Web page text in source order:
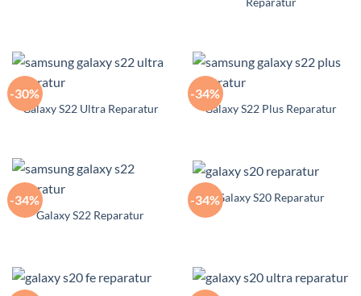
-30%
Galaxy S22 Ultra Reparatur
-34%
Galaxy S22 Plus Reparatur
-34%
Galaxy S22 Reparatur
-34%Galaxy S20 Reparatur